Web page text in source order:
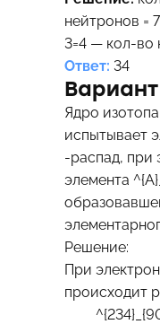
нейтронов =
3=4 — кол-во
Ответ: 34
Ядро
испытывает
-распад, при
элемента
Решение:
При
происходит